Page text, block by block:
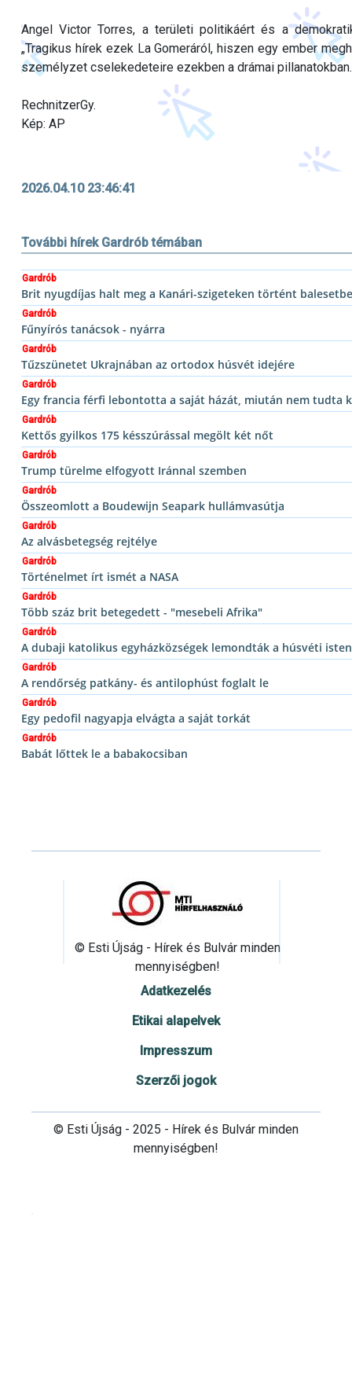
Angel Victor Torres, a területi politikáért és a
„Tragikus hírek ezek La Gomeráról, hiszen egy ember
személyzet cselekedeteire ezekben a drámai
RechnitzerGy.
Kép: AP
2026.04.10 23:46:41
További hírek Gardrób témában
Gardrób
Brit nyugdíjas halt meg a Kanári-szigeteken történt
Gardrób
Fűnyírós tanácsok - nyárra
Gardrób
Tűzszünetet Ukrajnában az ortodox húsvét idejére
Gardrób
Egy francia férfi lebontotta a saját házát, miután nem
Gardrób
Kettős gyilkos 175 késszúrással megölt két nőt
Gardrób
Trump türelme elfogyott Iránnal szemben
Gardrób
Összeomlott a Boudewijn Seapark hullámvasútja
Gardrób
Az alvásbetegség rejtélye
Gardrób
Történelmet írt ismét a NASA
Gardrób
Több száz brit betegedett - "mesebeli Afrika"
Gardrób
A dubaji katolikus egyházközségek lemondták a húsvéti
Gardrób
A rendőrség patkány- és antilophúst foglalt le
Gardrób
Egy pedofil nagyapja elvágta a saját torkát
Gardrób
Babát lőttek le a babakocsiban
© Esti Újság - Hírek és Bulvár minden
mennyiségben!
Adatkezelés
Etikai alapelvek
Impresszum
Szerzői jogok
© Esti Újság - 2025 - Hírek és Bulvár minden
mennyiségben!